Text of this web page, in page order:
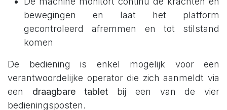
bewegingen en laat het platform
gecontroleerd afremmen en tot stilstand
komen
De bediening is enkel mogelijk voor een
verantwoordelijke operator die zich aanmeldt via
een draagbare tablet bij een van de vier
bedieningsposten.